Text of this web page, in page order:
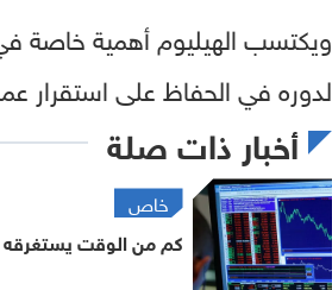
ويكتسب الهيليوم أهمية خاصة في
لدوره في الحفاظ على استقرار
أخبار ذات صلة
خاص
كم من الوقت يستغرقه